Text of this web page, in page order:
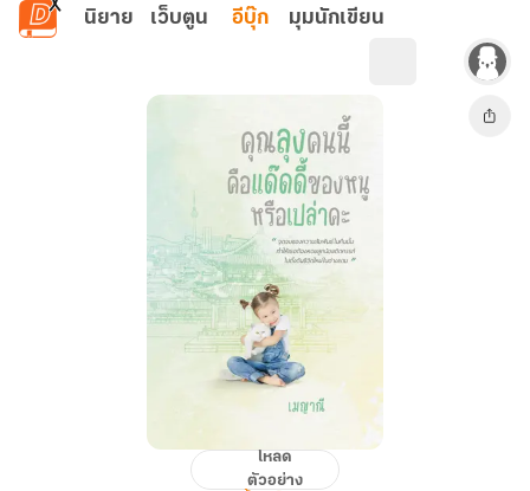
ข้ามไปยังเนื้อหาหลัก
นิยาย เว็บตูน อีบุ๊ก มุมนักเขียน
โหลด
ตัวอย่าง